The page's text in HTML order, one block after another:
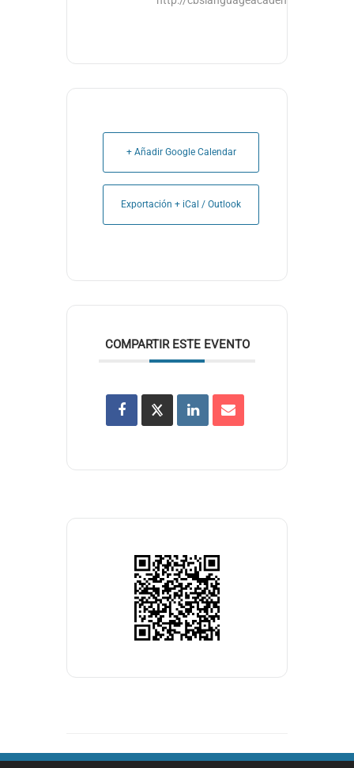
+ Añadir Google Calendar
Exportación + iCal / Outlook
COMPARTIR ESTE EVENTO